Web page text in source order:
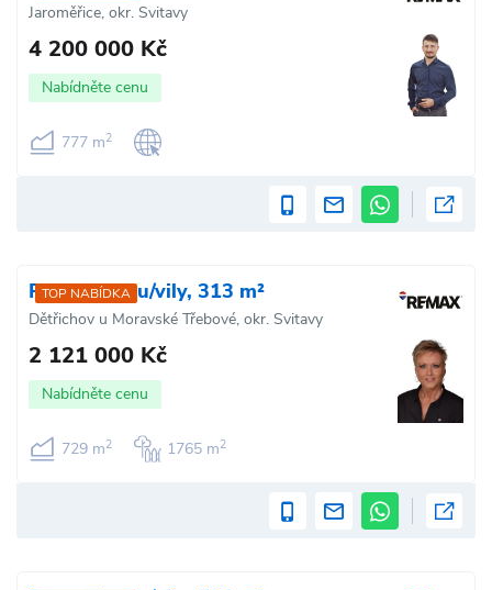
Jaroměřice, okr. Svitavy
4 200 000 Kč
Nabídněte cenu
777 m2
TOP NABÍDKA
Prodej domu/vily, 313 m²
Dětřichov u Moravské Třebové, okr. Svitavy
2 121 000 Kč
Nabídněte cenu
729 m2 1765 m2